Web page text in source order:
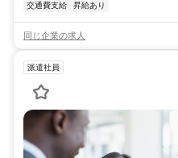
交通費支給
昇給あり
同じ企業の求人
派遣社員